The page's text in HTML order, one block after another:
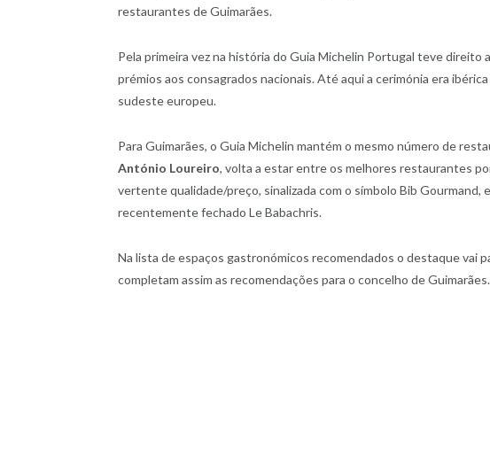
restaurantes de Guimarães.
Pela primeira vez na história do Guia Michelin Portugal teve direito
prémios aos consagrados nacionais. Até aqui a cerimónia era
sudeste europeu.
Para Guimarães, o Guia Michelin mantém o mesmo número de
António Loureiro, volta a estar entre os melhores restaurantes
vertente qualidade/preço, sinalizada com o símbolo Bib Gourmand,
recentemente fechado Le Babachris.
Na lista de espaços gastronómicos recomendados o destaque vai
completam assim as recomendações para o concelho de